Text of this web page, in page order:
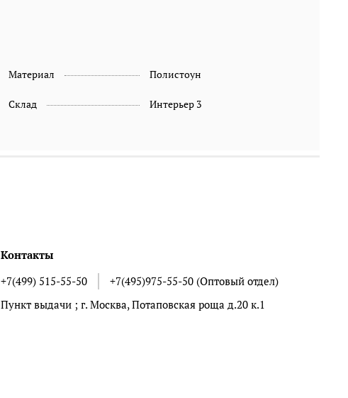
Материал Полистоун
Склад Интерьер 3
Контакты
+7(499) 515-55-50
+7(495)975-55-50 (Оптовый отдел)
Пункт выдачи ; г. Москва, Потаповская роща д.20 к.1